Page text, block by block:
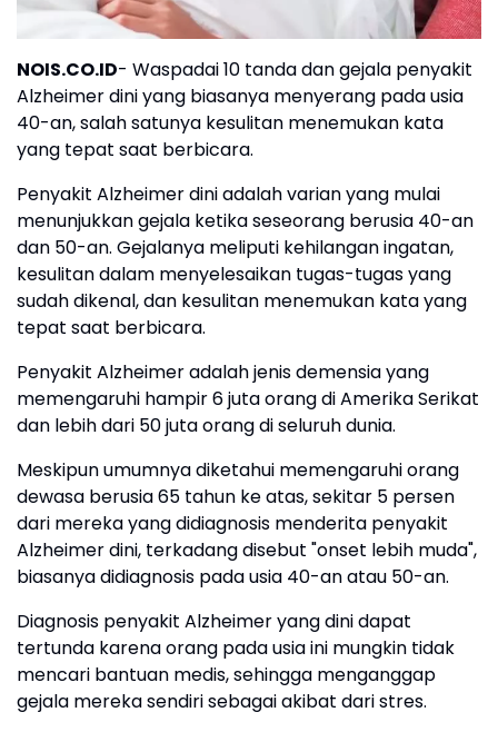
NOIS.CO.ID- Waspadai 10 tanda dan gejala penyakit
Alzheimer dini yang biasanya menyerang pada usia
40-an, salah satunya kesulitan menemukan kata
yang tepat saat berbicara.
Penyakit Alzheimer dini adalah varian yang mulai
menunjukkan gejala ketika seseorang berusia 40-an
dan 50-an. Gejalanya meliputi kehilangan ingatan,
kesulitan dalam menyelesaikan tugas-tugas yang
sudah dikenal, dan kesulitan menemukan kata yang
tepat saat berbicara.
Penyakit Alzheimer adalah jenis demensia yang
memengaruhi hampir 6 juta orang di Amerika Serikat
dan lebih dari 50 juta orang di seluruh dunia.
Meskipun umumnya diketahui memengaruhi orang
dewasa berusia 65 tahun ke atas, sekitar 5 persen
dari mereka yang didiagnosis menderita penyakit
Alzheimer dini, terkadang disebut "onset lebih muda",
biasanya didiagnosis pada usia 40-an atau 50-an.
Diagnosis penyakit Alzheimer yang dini dapat
tertunda karena orang pada usia ini mungkin tidak
mencari bantuan medis, sehingga menganggap
gejala mereka sendiri sebagai akibat dari stres.